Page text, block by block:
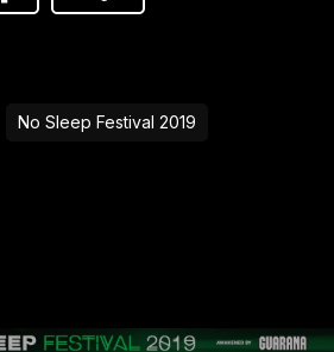
No Sleep Festival 2019